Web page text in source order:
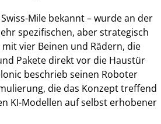
Mile bekannt – wurde an der
spezifischen, aber strategisch
vier Beinen und Rädern, die
Pakete direkt vor die Haustür
beschrieb seinen Roboter
die das Konzept treffend
KI-Modellen auf selbst erhobener